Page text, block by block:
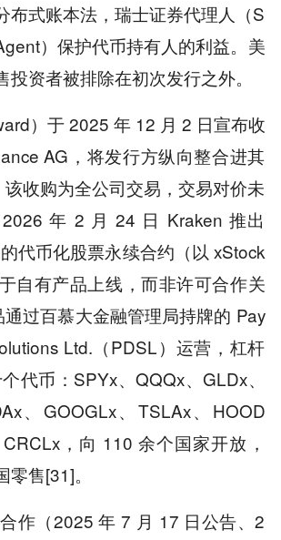
布式账本法，瑞士证券代理人（S
）保护代币持有人的利益。美
投资者被排除在初次发行之外。
）于 2025 年 12 月 2 日宣布收
AG，将发行方纵向整合进其
收购为全公司交易，交易对价未
年 2 月 24 日 Kraken 推出
代币化股票永续合约（以 xStock
自有产品上线，而非许可合作关
过百慕大金融管理局持牌的 Pay
Ltd.（PDSL）运营，杠杆
代币：SPYx、QQQx、GLDx、
、GOOGLx、TSLAx、HOOD
，向 110 余个国家开放，
售[31]。
作（2025 年 7 月 17 日公告、2